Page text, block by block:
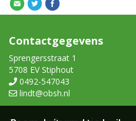
Contactgegevens
Sprengersstraat 1
5708 EV Stiphout
0492-547043
lindt@obsh.nl